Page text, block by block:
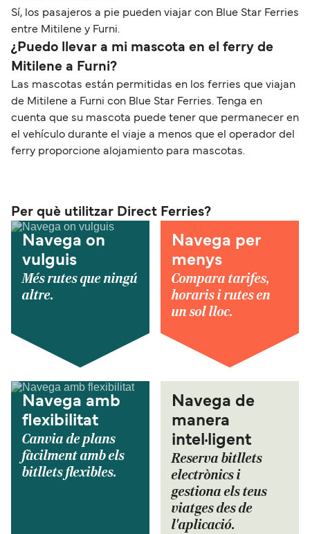
Sí, los pasajeros a pie pueden viajar con Blue Star Ferries
entre Mitilene y Furni.
¿Puedo llevar a mi mascota en el ferry de
Mitilene a Furni?
Las mascotas están permitidas en los ferries que viajan
de Mitilene a Furni con Blue Star Ferries. Tenga en
cuenta que su mascota puede tener que permanecer en
el vehículo durante el viaje a menos que el operador del
ferry proporcione alojamiento para mascotas.
Per què utilitzar Direct Ferries?
Navega on
vulguis
Més rutes que ningú
altre.
Navega per
menys
Compara tarifes,
horaris i rutes en
un sol lloc.
Navega amb
flexibilitat
Canvia de plans
fàcilment amb els
bitllets flexibles.
Navega de
manera
intel·ligent
Reserva bitllets
electrònics i
gestiona els teus
viatges des de
l'aplicació.